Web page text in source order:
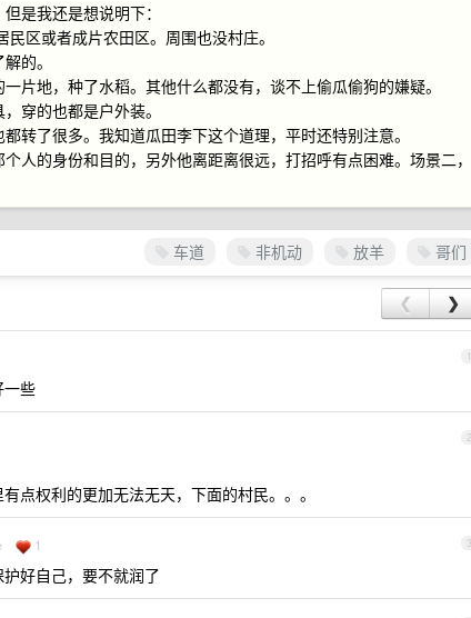
是我还是想说明下：
区或者成片农田区。周围也没村庄。
的。
片地，种了水稻。其他什么都没有，谈不上偷瓜偷狗的嫌疑。
穿的也都是户外装。
转了很多。我知道瓜田李下这个道理，平时还特别注意。
人的身份和目的，另外他离距离很远，打招呼有点困难。场景二，
车道 非机动 放羊 哥们
❮ ❯
1
一些
2
点权利的更加无法无天，下面的村民。。。
3
1
好自己，要不就润了